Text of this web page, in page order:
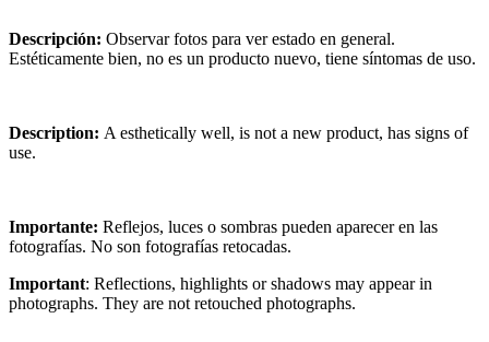
Descripción: Observar fotos para ver estado en general.
Estéticamente bien, no es un producto nuevo, tiene síntomas de uso.
Description: A esthetically well, is not a new product, has signs of
use.
Importante: Reflejos, luces o sombras pueden aparecer en las
fotografías. No son fotografías retocadas.
Important: Reflections, highlights or shadows may appear in
photographs. They are not retouched photographs.